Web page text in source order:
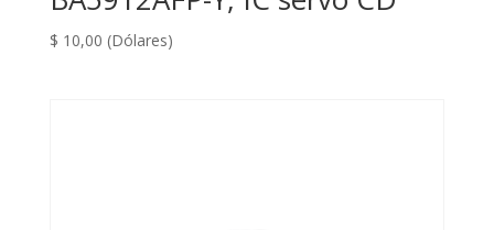
$ 10,00 (Dólares)